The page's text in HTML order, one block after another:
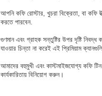
আপনি কফি রোস্টার, খুচরা বিক্রেতা, বা কফি
করতে পারবেন.
গুণমান এবং গ্রাহক সন্তুষ্টির উপর দৃষ্টি
যাওয়ার চিন্তা না করেই এই প্রিমিয়াম
আমাদের বহুমুখী এবং কাস্টমাইজযোগ্য কফি
কার্যকারিতায় বিনিয়োগ করুন।